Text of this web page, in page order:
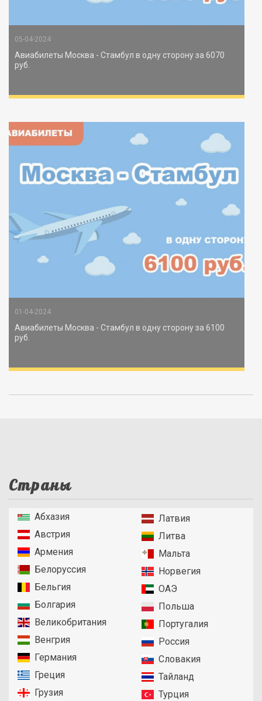
05-04-2024
Авиабилеты Москва - Стамбул в одну сторону за 6070
руб.
01-04-2024
Авиабилеты Москва - Стамбул в одну сторону за 6100
руб.
Страны
Абхазия
Австрия
Армения
Белоруссия
Бельгия
Болгария
Великобритания
Венгрия
Германия
Греция
Грузия
Латвия
Литва
Мальта
Норвегия
ОАЭ
Польша
Португалия
Россия
Словакия
Тайланд
Турция